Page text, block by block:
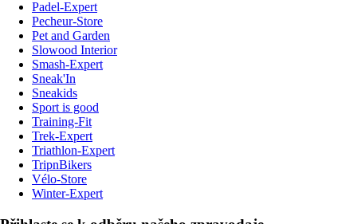
Padel-Expert
Pecheur-Store
Pet and Garden
Slowood Interior
Smash-Expert
Sneak'In
Sneakids
Sport is good
Training-Fit
Trek-Expert
Triathlon-Expert
TripnBikers
Vélo-Store
Winter-Expert